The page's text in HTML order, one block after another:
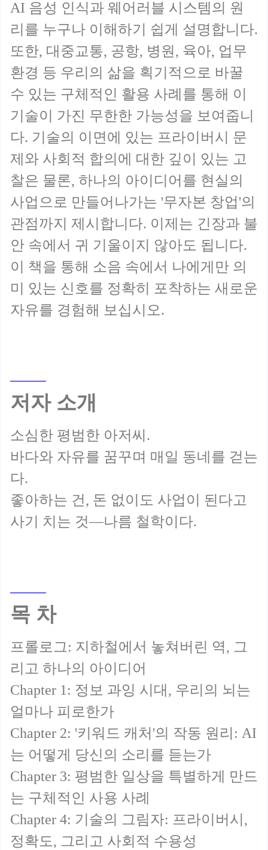
AI 음성 인식과 웨어러블 시스템의 원
리를 누구나 이해하기 쉽게 설명합니다.
또한, 대중교통, 공항, 병원, 육아, 업무
환경 등 우리의 삶을 획기적으로 바꿀
수 있는 구체적인 활용 사례를 통해 이
기술이 가진 무한한 가능성을 보여줍니
다. 기술의 이면에 있는 프라이버시 문
제와 사회적 합의에 대한 깊이 있는 고
찰은 물론, 하나의 아이디어를 현실의
사업으로 만들어나가는 '무자본 창업'의
관점까지 제시합니다. 이제는 긴장과 불
안 속에서 귀 기울이지 않아도 됩니다.
이 책을 통해 소음 속에서 나에게만 의
미 있는 신호를 정확히 포착하는 새로운
저자 소개
소심한 평범한 아저씨.
바다와 자유를 꿈꾸며 매일 동네를 걷는
다.
좋아하는 건, 돈 없이도 사업이 된다고
목 차
프롤로그: 지하철에서 놓쳐버린 역, 그
리고 하나의 아이디어
Chapter 1: 정보 과잉 시대, 우리의 뇌는
얼마나 피로한가
Chapter 2: '키워드 캐처'의 작동 원리: AI
는 어떻게 당신의 소리를 듣는가
Chapter 3: 평범한 일상을 특별하게 만드
는 구체적인 사용 사례
Chapter 4: 기술의 그림자: 프라이버시,
정확도, 그리고 사회적 수용성